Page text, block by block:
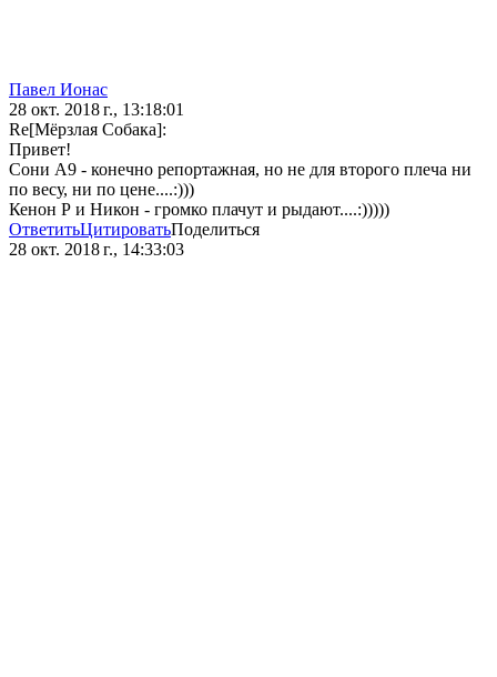
Павел Ионас
28 окт. 2018 г., 13:18:01
Re[Мёрзлая Собака]:
Привет!
Сони А9 - конечно репортажная, но не для второго плеча ни
по весу, ни по цене....:)))
Кенон Р и Никон - громко плачут и рыдают....:)))))
ОтветитьЦитироватьПоделиться
28 окт. 2018 г., 14:33:03